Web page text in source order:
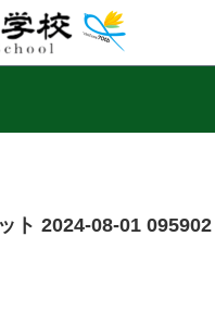
ト 2024-08-01 095902